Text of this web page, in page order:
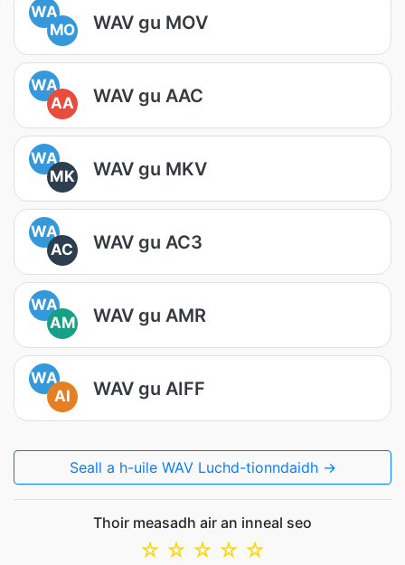
WA
MO
WAV gu MOV
WA
AA
WAV gu AAC
WA
MK
WAV gu MKV
WA
AC
WAV gu AC3
WA
AM
WAV gu AMR
WA
AI
WAV gu AIFF
Seall a h-uile WAV Luchd-tionndaidh →
Thoir measadh air an inneal seo
☆
☆
☆
☆
☆